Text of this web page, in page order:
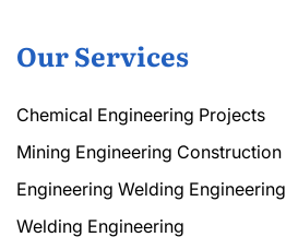
Our Services
Chemical Engineering Projects
Mining Engineering Construction
Engineering Welding Engineering
Welding Engineering